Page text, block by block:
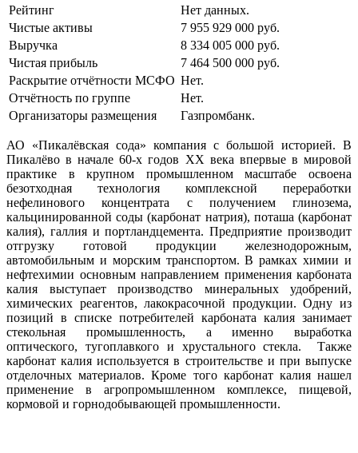
Рейтинг
Нет данных.
Чистые активы
7 955 929 000 руб.
Выручка
8 334 005 000 руб.
Чистая прибыль
7 464 500 000 руб.
Раскрытие отчётности МСФО Нет.
Отчётность по группе
Нет.
Организаторы размещения
Газпромбанк.
АО «Пикалёвская сода» компания с большой историей. В
Пикалёво в начале 60-х годов ХХ века впервые в мировой
практике в крупном промышленном масштабе освоена
безотходная технология комплексной переработки
нефелинового концентрата с получением глинозема,
кальцинированной соды (карбонат натрия), поташа (карбонат
калия), галлия и портландцемента. Предприятие производит
отгрузку готовой продукции железнодорожным,
автомобильным и морским транспортом. В рамках химии и
нефтехимии основным направлением применения карбоната
калия выступает производство минеральных удобрений,
химических реагентов, лакокрасочной продукции. Одну из
позиций в списке потребителей карбоната калия занимает
стекольная промышленность, а именно выработка
оптического, тугоплавкого и хрустального стекла. Также
карбонат калия используется в строительстве и при выпуске
отделочных материалов. Кроме того карбонат калия нашел
применение в агропромышленном комплексе, пищевой,
кормовой и горнодобывающей промышленности.